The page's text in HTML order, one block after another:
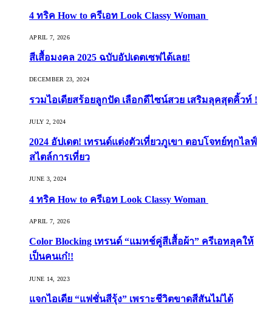
4 ทริค How to ครีเอท Look Classy Woman
APRIL 7, 2026
สีเสื้อมงคล 2025 ฉบับอัปเดตเซฟได้เลย!
DECEMBER 23, 2024
รวมไอเดียสร้อยลูกปัด เลือกดีไซน์สวย เสริมลุคสุดคิ้วท์ !
JULY 2, 2024
2024 อัปเดต! เทรนด์แต่งตัวเที่ยวภูเขา ตอบโจทย์ทุกไลฟ์
สไตล์การเที่ยว
JUNE 3, 2024
4 ทริค How to ครีเอท Look Classy Woman
APRIL 7, 2026
Color Blocking เทรนด์ “แมทช์คู่สีเสื้อผ้า” ครีเอทลุคให้
เป็นคนเก๋!!
JUNE 14, 2023
แจกไอเดีย “แฟชั่นสีรุ้ง” เพราะชีวิตขาดสีสันไม่ได้